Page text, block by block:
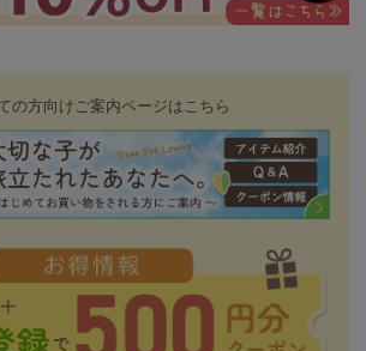
の方向けご案内ページはこちら